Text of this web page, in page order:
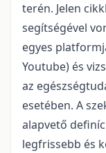
terén. Jelen
segítségével
egyes
Youtube) és
az
esetében. A
alapvető
legfrissebb és